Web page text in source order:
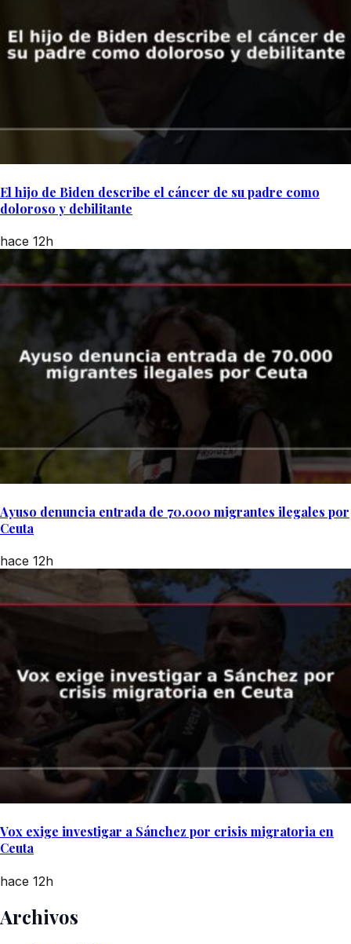
El hijo de Biden describe el cáncer de su padre como
doloroso y debilitante
hace 12h
Ayuso denuncia entrada de 70.000 migrantes ilegales por
Ceuta
hace 12h
Vox exige investigar a Sánchez por crisis migratoria en
Ceuta
hace 12h
Archivos